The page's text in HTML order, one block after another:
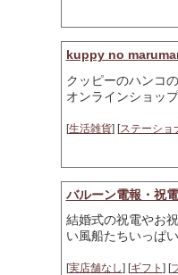
kuppy no
クッピーのハンコ
オンラインショッ
[生活雑貨] [ステーショ
バルーン電報・祝
結婚式の祝電やお
い風船たちいっぱい
[実店舗なし] [ギフト ] [